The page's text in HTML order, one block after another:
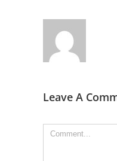
Leave A
Comment